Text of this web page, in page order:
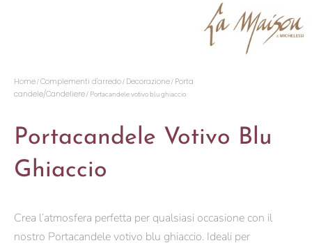
Home/Complementi d'arredo/ Decorazione/ Porta
candele/Candeliere/ Portacandele votivo blu ghiaccio
Portacandele Votivo Blu
Ghiaccio
Crea l’atmosfera perfetta per qualsiasi occasione con il
nostro Portacandele votivo blu ghiaccio. Ideali per